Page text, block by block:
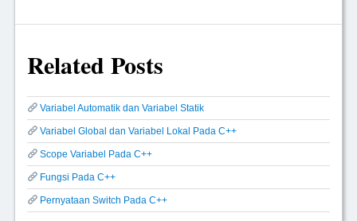
Related Posts
Variabel Automatik dan Variabel Statik
Variabel Global dan Variabel Lokal Pada C++
Scope Variabel Pada C++
Fungsi Pada C++
Pernyataan Switch Pada C++